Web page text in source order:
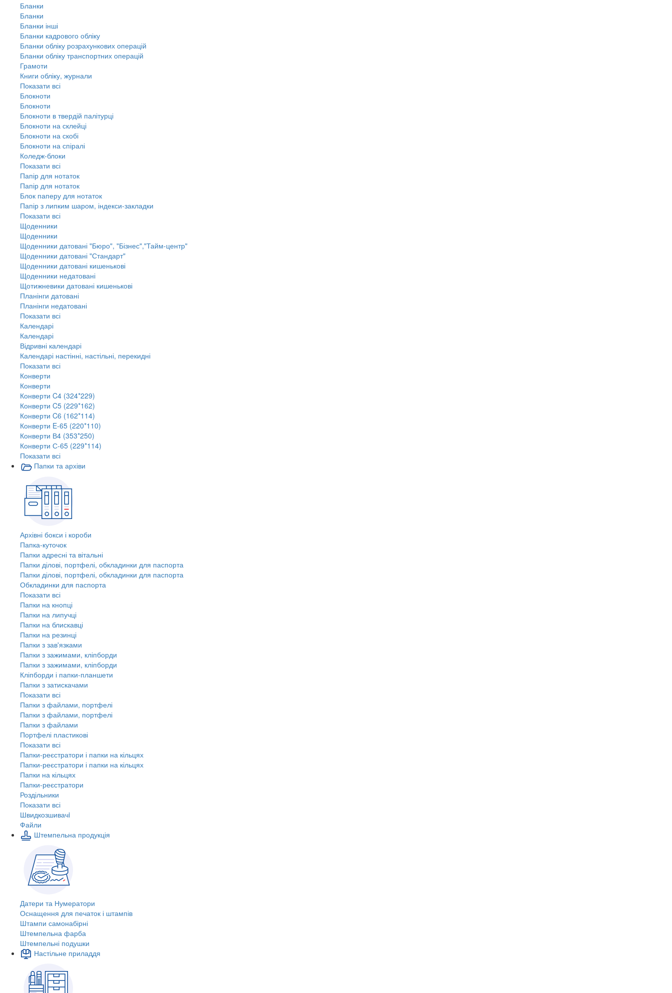
Бланки
Бланки
Бланки інші
Бланки кадрового обліку
Бланки обліку розрахункових операцій
Бланки обліку транспортних операцій
Грамоти
Книги обліку, журнали
Показати всі
Блокноти
Блокноти
Блокноти в твердій палітурці
Блокноти на склейці
Блокноти на скобі
Блокноти на спіралі
Коледж-блоки
Показати всі
Папір для нотаток
Папір для нотаток
Блок паперу для нотаток
Папір з липким шаром, індекси-закладки
Показати всі
Щоденники
Щоденники
Щоденники датовані "Бюро", "Бізнес","Тайм-центр"
Щоденники датовані "Стандарт"
Щоденники датовані кишенькові
Щоденники недатовані
Щотижневики датовані кишенькові
Планінги датовані
Планінги недатовані
Показати всі
Календарі
Календарі
Відривні календарі
Календарі настінні, настільні, перекидні
Показати всі
Конверти
Конверти
Конверти C4 (324*229)
Конверти C5 (229*162)
Конверти C6 (162*114)
Конверти E-65 (220*110)
Конверти В4 (353*250)
Конверти С-65 (229*114)
Показати всі
Папки та архіви
Архівні бокси і короби
Папка-куточок
Папки адресні та вітальні
Папки ділові, портфелі, обкладинки для паспорта
Папки ділові, портфелі, обкладинки для паспорта
Обкладинки для паспорта
Показати всі
Папки на кнопці
Папки на липучці
Папки на блискавці
Папки на резинці
Папки з зав'язками
Папки з зажимами, кліпборди
Папки з зажимами, кліпборди
Кліпборди і папки-планшети
Папки з затискачами
Показати всі
Папки з файлами, портфелі
Папки з файлами, портфелі
Папки з файлами
Портфелі пластикові
Показати всі
Папки-реєстратори і папки на кільцях
Папки-реєстратори і папки на кільцях
Папки на кільцях
Папки-реєстратори
Роздільники
Показати всі
Швидкозшивачi
Файли
Штемпельна продукція
Датери та Нумератори
Оснащення для печаток і штампів
Штампи самонабірні
Штемпельна фарба
Штемпельні подушки
Настільне приладдя